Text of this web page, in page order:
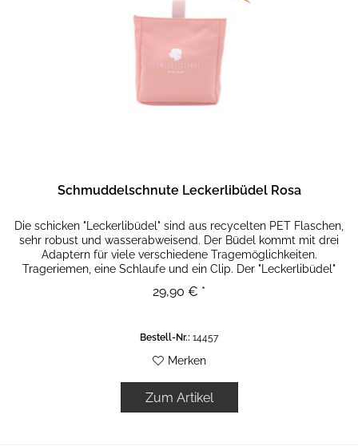
Schmuddelschnute Leckerlibüdel Rosa
Die schicken "Leckerlibüdel" sind aus recycelten PET Flaschen,
sehr robust und wasserabweisend. Der Büdel kommt mit drei
Adaptern für viele verschiedene Tragemöglichkeiten.
Trageriemen, eine Schlaufe und ein Clip. Der "Leckerlibüdel"
29,90 € *
Bestell-Nr.: 14457
Merken
Zum Artikel